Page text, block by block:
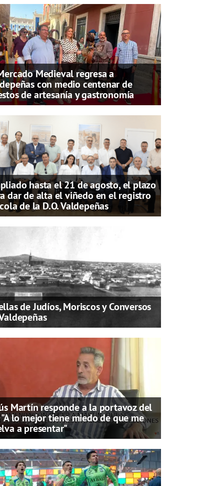
Medieval regresa a
con medio centenar de
de artesanía y gastronomía
hasta el 21 de agosto, el plazo
dar de alta el viñedo en el registro
de la D.O. Valdepeñas
de Judíos, Moriscos y Conversos
Martín responde a la portavoz del
"A lo mejor tiene miedo de que me
a presentar"